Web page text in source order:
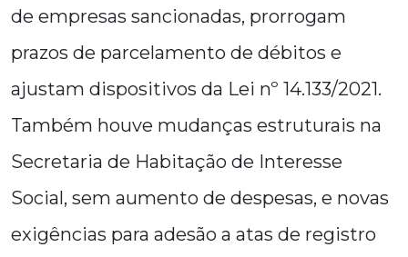
de empresas sancionadas, prorrogam
prazos de parcelamento de débitos e
ajustam dispositivos da Lei nº 14.133/2021.
Também houve mudanças estruturais na
Secretaria de Habitação de Interesse
Social, sem aumento de despesas, e novas
exigências para adesão a atas de registro